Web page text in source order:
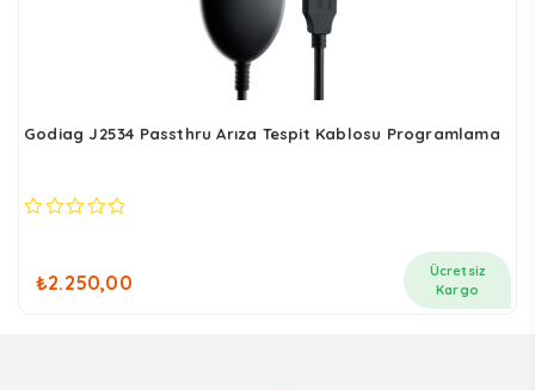
Godiag J2534 Passthru Arıza Tespit Kablosu Programlama
₺2.250,00
Ücretsiz
Kargo